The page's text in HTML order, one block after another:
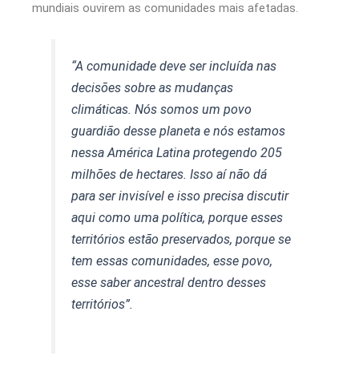
mundiais ouvirem as comunidades mais afetadas.
“A comunidade deve ser incluída nas
decisões sobre as mudanças
climáticas. Nós somos um povo
guardião desse planeta e nós estamos
nessa América Latina protegendo 205
milhões de hectares. Isso aí não dá
para ser invisível e isso precisa discutir
aqui como uma política, porque esses
territórios estão preservados, porque se
tem essas comunidades, esse povo,
esse saber ancestral dentro desses
territórios”.